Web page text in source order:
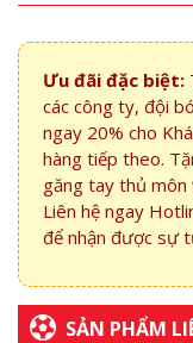
Ưu đãi đặc biệt:
các công ty, đội
ngay 20% cho
hàng tiếp theo.
găng tay thủ môn
Liên hệ ngay
để nhận được sự
SẢN PHẨM